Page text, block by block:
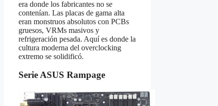
era donde los fabricantes no se
contenían. Las placas de gama alta
eran monstruos absolutos con PCBs
gruesos, VRMs masivos y
refrigeración pesada. Aquí es donde la
cultura moderna del overclocking
extremo se solidificó.
Serie ASUS Rampage